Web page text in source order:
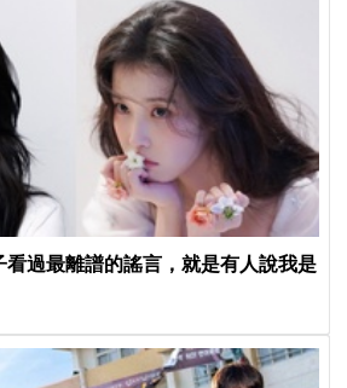
看過最離譜的謠言，就是有人說我是